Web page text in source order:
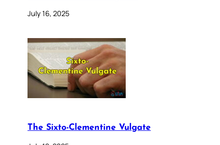
July 16, 2025
The Sixto-Clementine Vulgate